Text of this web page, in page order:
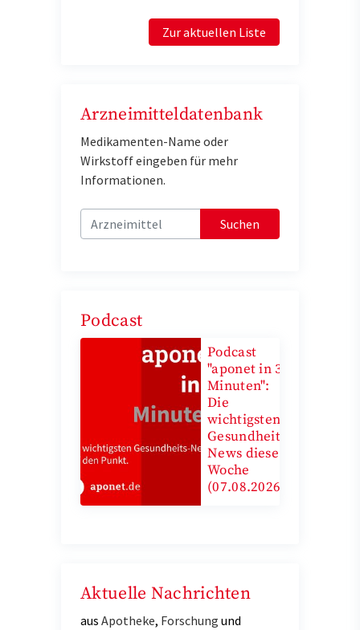
Zur aktuellen Liste
Arzneimitteldatenbank
Medikamenten-Name oder
Wirkstoff eingeben für mehr
Informationen.
Suchen
Podcast
Podcast
"aponet in 3
Minuten":
Die
wichtigsten
Gesundheits-
News diese
Woche
(07.08.2026)
Aktuelle Nachrichten
aus Apotheke, Forschung und